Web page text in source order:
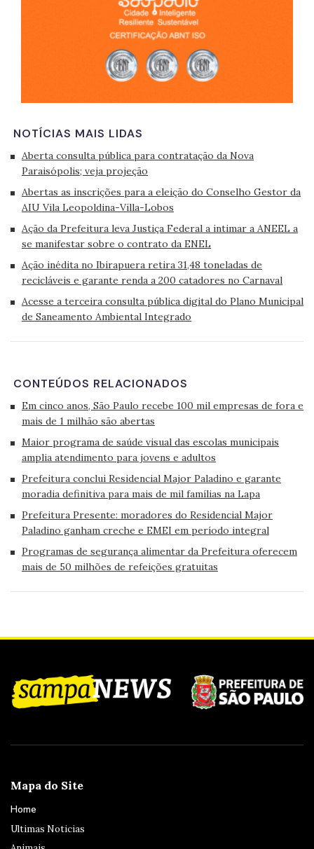
NOTÍCIAS MAIS LIDAS
Aberta consulta pública para contratação da Nova
Paraisópolis; veja projeção
Abertas as inscrições para a eleição do Conselho Gestor da
AIU Vila Leopoldina-Villa-Lobos
Ação da Prefeitura leva Justiça Federal a intimar a ANEEL a
se manifestar sobre o contrato da ENEL
Ação inédita no Ibirapuera retira 31,48 toneladas de
recicláveis e garante renda a 200 catadores no Carnaval
Acesse a terceira consulta pública digital do Plano Municipal
de Saneamento Ambiental Integrado
CONTEÚDOS RELACIONADOS
Em cinco anos, São Paulo recebe 100 mil empresas de fora e
mais de 1 milhão são abertas
Maior programa de saúde visual das escolas municipais
amplia atendimento para jovens e adultos
Prefeitura conclui Residencial Major Paladino e garante
moradia definitiva para mais de mil famílias na Lapa
Prefeitura Presente: moradores do Residencial Major
Paladino ganham creche e EMEI em período integral
Programas de segurança alimentar da Prefeitura oferecem
mais de 50 milhões de refeições gratuitas
Mapa do Site
Home
Ultimas Noticias